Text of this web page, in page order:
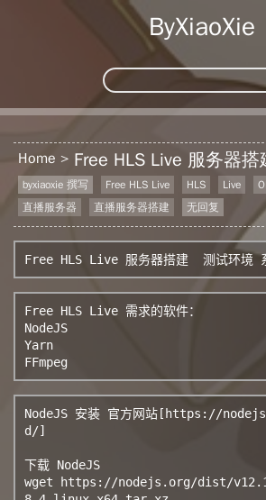
ByXiaoXie
Home Free HLS Live 服务器搭
byxiaoxie 撰写 Free HLS Live HLS Live
直播服务器
直播服务器搭建 无回复
Free HLS Live 服务器搭建  测试环境
Free HLS Live 需求的软件：
NodeJS
Yarn
FFmpeg
NodeJS 安装 官方网站[https://
d/]
下载 NodeJS
wget https://nodejs.org/dist/